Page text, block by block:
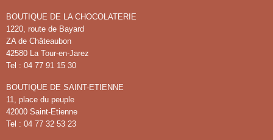
BOUTIQUE DE LA CHOCOLATERIE
1220, route de Bayard
ZA de Châteaubon
42580 La Tour-en-Jarez
Tel : 04 77 91 15 30
BOUTIQUE DE SAINT-ETIENNE
11, place du peuple
42000 Saint-Etienne
Tel : 04 77 32 53 23